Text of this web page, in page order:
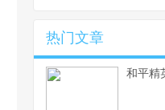
热门文章
和平精